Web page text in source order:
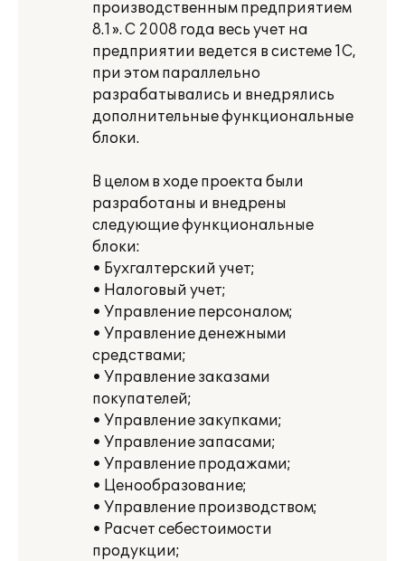
производственным предприятием
8.1». С 2008 года весь учет на
предприятии ведется в системе 1С,
при этом параллельно
разрабатывались и внедрялись
дополнительные функциональные
блоки.
В целом в ходе проекта были
разработаны и внедрены
следующие функциональные
блоки:
• Бухгалтерский учет;
• Налоговый учет;
• Управление персоналом;
• Управление денежными
средствами;
• Управление заказами
покупателей;
• Управление закупками;
• Управление запасами;
• Управление продажами;
• Ценообразование;
• Управление производством;
• Расчет себестоимости
продукции;